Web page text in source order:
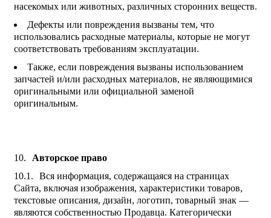
насекомых или животных, различных сторонних веществ.
Дефекты или повреждения вызваны тем, что
использовались расходные материалы, которые не могут
соответствовать требованиям эксплуатации.
Также, если повреждения вызваны использованием
запчастей и/или расходных материалов, не являющимися
оригинальными или официальной заменой
оригинальным.
Авторское право
Вся информация, содержащаяся на страницах
Сайта, включая изображения, характеристики товаров,
текстовые описания, дизайн, логотип, товарный знак —
являются собственностью Продавца. Категорически